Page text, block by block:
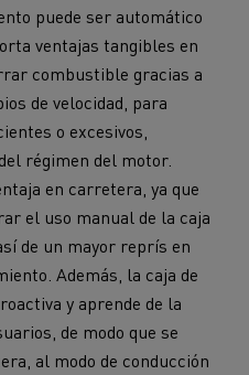
puede ser automático
ventajas tangibles en
combustible gracias a
de velocidad, para
o excesivos,
régimen del motor.
en carretera, ya que
el uso manual de la caja
de un mayor reprís en
Además, la caja de
y aprende de la
de modo que se
al modo de conducción